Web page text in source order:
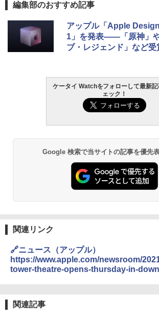
編集部のおすすめ記事
アップル「Apple
1」を発表――「原神」
ブ・レジェンド」など受
ケータイ Watchをフォローして最新
ェック！
Google 検索で当サイトの記事を優先
関連リンク
🔗ニュース（アップル）
https://www.apple.com/newsroom/
tower-theatre-opens-thursday-in-
関連記事